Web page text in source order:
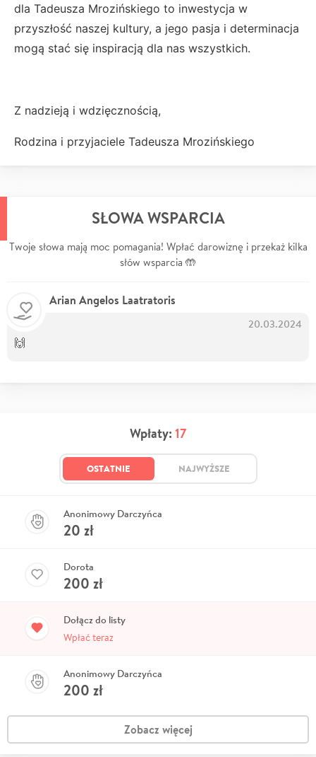
dla Tadeusza Mrozińskiego to inwestycja w
przyszłość naszej kultury, a jego pasja i determinacja
mogą stać się inspiracją dla nas wszystkich.
Z nadzieją i wdzięcznością,
Rodzina i przyjaciele Tadeusza Mrozińskiego
SŁOWA WSPARCIA
Twoje słowa mają moc pomagania! Wpłać darowiznę i przekaż kilka
słów wsparcia 🤲
Arian Angelos Laatratoris
20.03.2024
🙌
Wpłaty: 17
OSTATNIE NAJWYŻSZE
Anonimowy Darczyńca
20 zł
Dorota
200 zł
Dołącz do listy
Wpłać teraz
Anonimowy Darczyńca
200 zł
Zobacz więcej